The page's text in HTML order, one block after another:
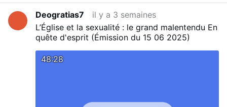
Deogratias7
il y a 3 semaines
L’Église et la sexualité : le grand malentendu En
quête d'esprit (Émission du 15 06 2025)
48:28